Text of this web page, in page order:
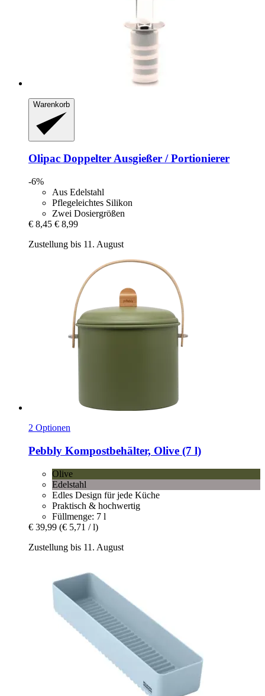
Warenkorb
Olipac Doppelter Ausgießer / Portionierer
-6%
Aus Edelstahl
Pflegeleichtes Silikon
Zwei Dosiergrößen
€ 8,45 € 8,99
Zustellung bis 11. August
2 Optionen
Pebbly Kompostbehälter, Olive (7 l)
Olive
Edelstahl
Edles Design für jede Küche
Praktisch & hochwertig
Füllmenge: 7 l
€ 39,99 (€ 5,71 / l)
Zustellung bis 11. August